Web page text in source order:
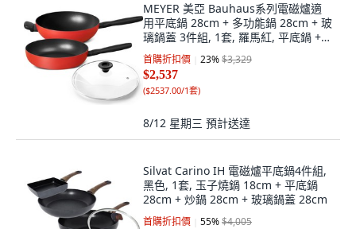
MEYER 美亞 Bauhaus系列電磁爐適
用平底鍋 28cm + 多功能鍋 28cm + 玻
璃鍋蓋 3件組, 1套, 羅馬紅, 平底鍋 +
多功能鍋 + 玻璃鍋蓋
首購折扣價 23%$3,329
$2,537
($2537.00/1套)
8/12 星期三 預計送達
Silvat Carino IH 電磁爐平底鍋4件組,
黑色, 1套, 玉子燒鍋 18cm + 平底鍋
28cm + 炒鍋 28cm + 玻璃鍋蓋 28cm
首購折扣價 55%$4,005